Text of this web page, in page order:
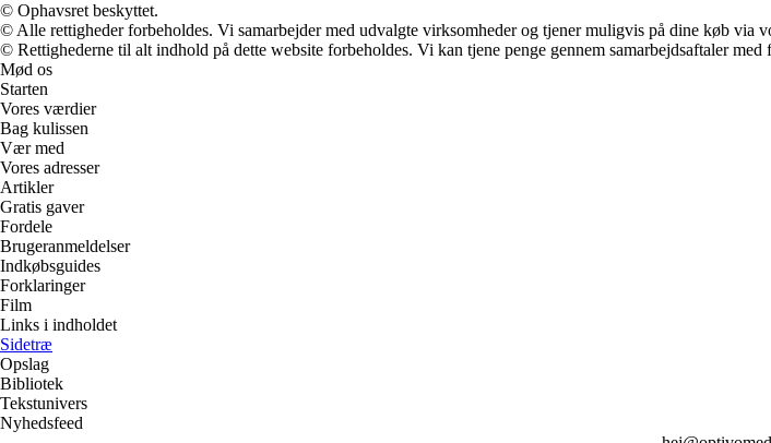
© Ophavsret beskyttet.
© Alle rettigheder forbeholdes. Vi samarbejder med udvalgte virksomheder og tjener muligvis på dine køb via
© Rettighederne til alt indhold på dette website forbeholdes. Vi kan tjene penge gennem samarbejdsaftaler
Mød os
Starten
Vores værdier
Bag kulissen
Vær med
Vores adresser
Artikler
Gratis gaver
Fordele
Brugeranmeldelser
Indkøbsguides
Forklaringer
Film
Links i indholdet
Sidetræ
Opslag
Bibliotek
Tekstunivers
Nyhedsfeed